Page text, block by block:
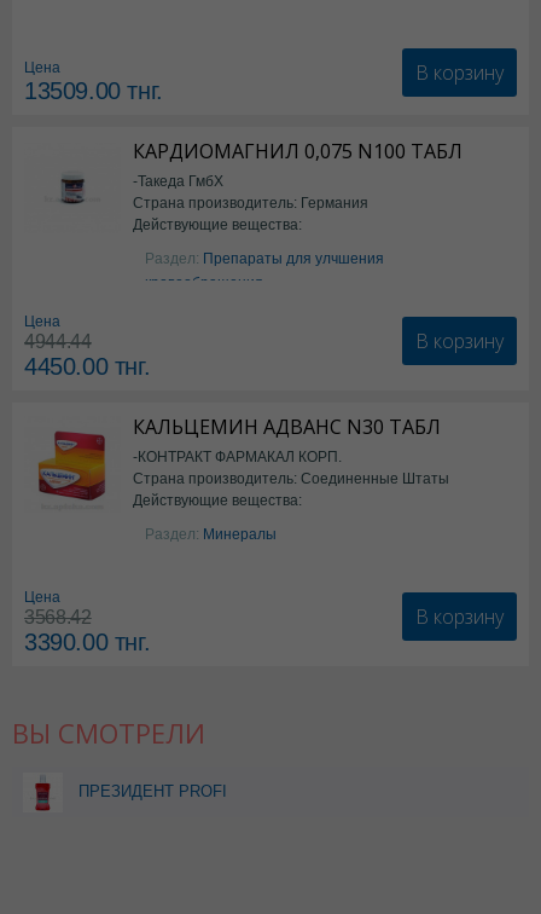
Цена
13509.00тнг.
В корзину
КАРДИОМАГНИЛ 0,075 N100 ТАБЛ
-Такеда ГмбХ
Страна производитель: Германия
Действующие вещества:
ацетилсалициловая кислота
Раздел: Препараты для улчшения
кровообращения
Цена
4944.44
4450.00тнг.
В корзину
КАЛЬЦЕМИН АДВАНС N30 ТАБЛ
-КОНТРАКТ ФАРМАКАЛ КОРП.
Страна производитель: Соединенные Штаты
Америки
Действующие вещества:
Колекальциферол+Кальция
карбонат
Раздел: Минералы
Цена
3568.42
3390.00тнг.
В корзину
ВЫ СМОТРЕЛИ
ПРЕЗИДЕНТ PROFI